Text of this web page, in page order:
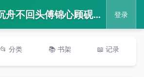
📖 故梦沉舟不回头傅锦心顾砚辞免费阅读完整版txt小说无删减 登录
📂 分类 📚 书架 📖 记录